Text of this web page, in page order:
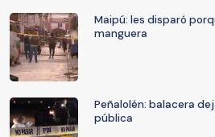
Maipú: les disparó
manguera
Peñalolén: balacera
pública